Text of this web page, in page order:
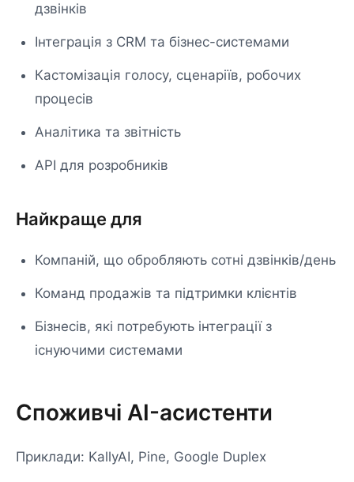
дзвінків
Інтеграція з CRM та бізнес-системами
Кастомізація голосу, сценаріїв, робочих
процесів
Аналітика та звітність
API для розробників
Найкраще для
Компаній, що обробляють сотні дзвінків/день
Команд продажів та підтримки клієнтів
Бізнесів, які потребують інтеграції з
існуючими системами
Споживчі AI-асистенти
Приклади: KallyAI, Pine, Google Duplex